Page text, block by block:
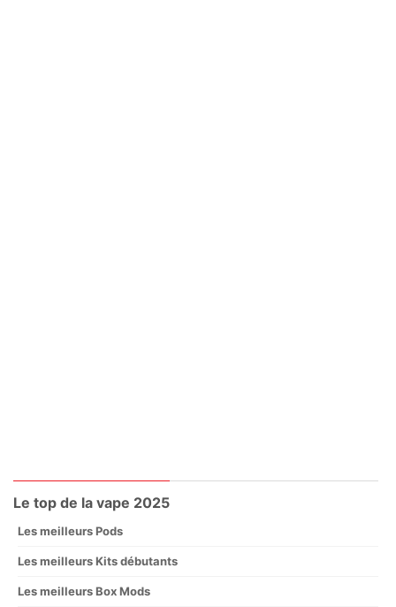
Le top de la vape 2025
Les meilleurs Pods
Les meilleurs Kits débutants
Les meilleurs Box Mods